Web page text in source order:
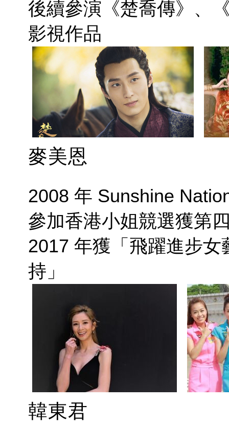
後續參演《楚喬傳》、
影視作品
麥美恩
2008 年 Sunshine
參加香港小姐競選獲第
2017 年獲「飛躍進步
持」
韓東君